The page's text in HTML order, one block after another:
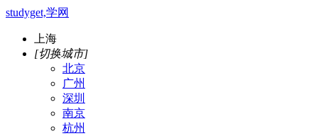
studyget,学网
上海
[切换城市]
北京
广州
深圳
南京
杭州